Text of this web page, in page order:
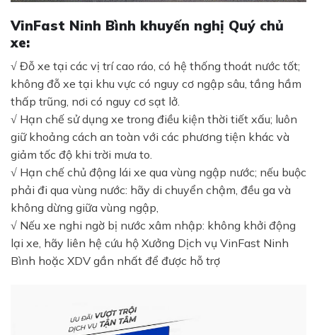
VinFast Ninh Bình khuyến nghị Quý chủ
xe:
√ Đỗ xe tại các vị trí cao ráo, có hệ thống thoát nước tốt;
không đỗ xe tại khu vực có nguy cơ ngập sâu, tầng hầm
thấp trũng, nơi có nguy cơ sạt lở.
√ Hạn chế sử dụng xe trong điều kiện thời tiết xấu; luôn
giữ khoảng cách an toàn với các phương tiện khác và
giảm tốc độ khi trời mưa to.
√ Hạn chế chủ động lái xe qua vùng ngập nước; nếu buộc
phải đi qua vùng nước: hãy di chuyển chậm, đều ga và
không dừng giữa vùng ngập,
√ Nếu xe nghi ngờ bị nước xâm nhập: không khởi động
lại xe, hãy liên hệ cứu hộ Xưởng Dịch vụ VinFast Ninh
Bình hoặc XDV gần nhất để được hỗ trợ